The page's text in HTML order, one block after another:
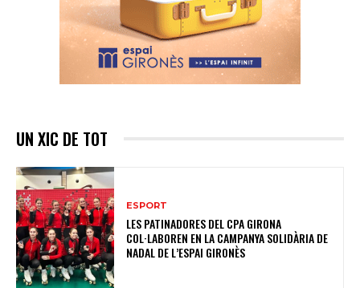
UN XIC DE TOT
ESPORT
LES PATINADORES DEL CPA GIRONA
COL·LABOREN EN LA CAMPANYA SOLIDÀRIA DE
NADAL DE L’ESPAI GIRONÈS